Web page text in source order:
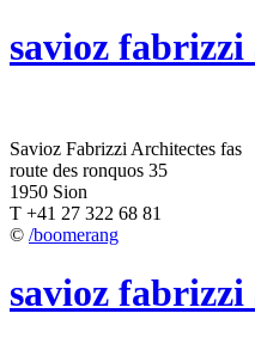
savioz fabrizzi
Savioz Fabrizzi Architectes fas
route des ronquos 35
1950 Sion
T +41 27 322 68 81
© /boomerang
savioz fabrizzi